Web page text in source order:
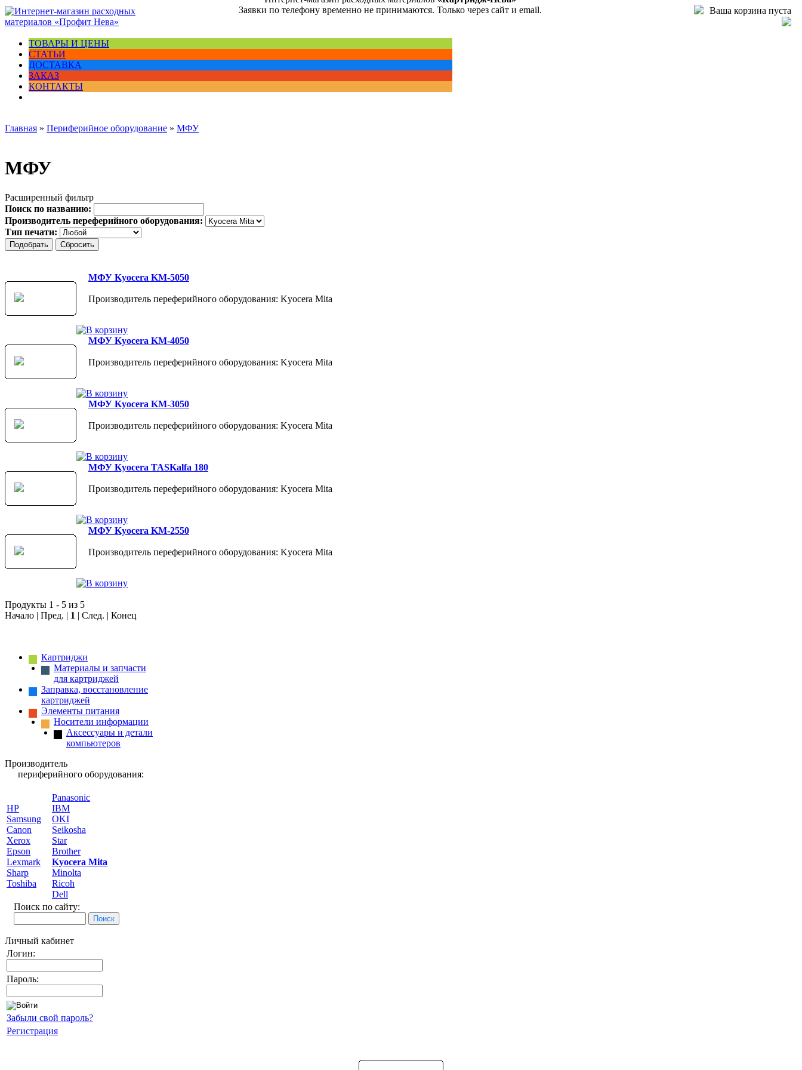
Заявки по телефону временно не принимаются. Только через сайт и email.
Ваша корзина пуста
ТОВАРЫ И ЦЕНЫ
СТАТЬИ
ДОСТАВКА
ЗАКАЗ
КОНТАКТЫ
Главная » Периферийное оборудование » МФУ
МФУ
Расширенный фильтр
Поиск по названию:
Производитель переферийного оборудования:
Тип печати:
МФУ Kyocera KM-5050
Производитель переферийного оборудования: Kyocera Mita
МФУ Kyocera KM-4050
Производитель переферийного оборудования: Kyocera Mita
МФУ Kyocera KM-3050
Производитель переферийного оборудования: Kyocera Mita
МФУ Kyocera TASKalfa 180
Производитель переферийного оборудования: Kyocera Mita
МФУ Kyocera KM-2550
Производитель переферийного оборудования: Kyocera Mita
Продукты 1 - 5 из 5
Начало | Пред. | 1 | След. | Конец
Картриджи
Материалы и запчасти
для картриджей
Заправка, восстановление
картриджей
Элементы питания
Носители информации
Аксессуары и детали
компьютеров
Производитель
периферийного оборудования:
HP
Samsung
Canon
Xerox
Epson
Lexmark
Sharp
Toshiba
Panasonic
IBM
OKI
Seikosha
Star
Brother
Kyocera Mita
Minolta
Ricoh
Dell
Поиск по сайту:
Личный кабинет
Логин:
Пароль:
Забыли свой пароль?
Регистрация